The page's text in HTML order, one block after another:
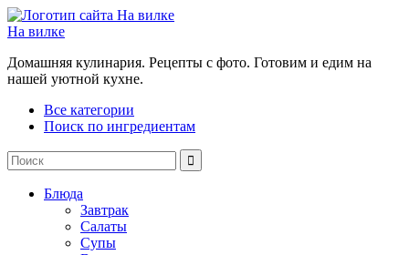
На вилке
Домашняя кулинария. Рецепты с фото. Готовим и едим на
нашей уютной кухне.
Все категории
Поиск по ингредиентам
Блюда
Завтрак
Салаты
Супы